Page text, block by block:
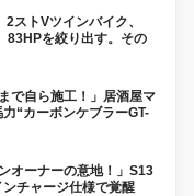
ストVツインバイク、
83HPを絞り出す。その
で自ら施工！」居酒屋マ
“カーボンケブラーGT-
オーナーの意地！」S13
チャージ仕様で覚醒